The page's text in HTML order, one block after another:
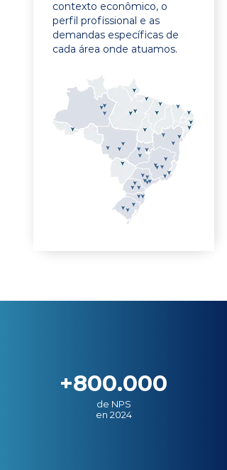
contexto econômico, o
perfil profissional e as
demandas específicas de
cada área onde atuamos.
+800.000
de NPS
en 2024